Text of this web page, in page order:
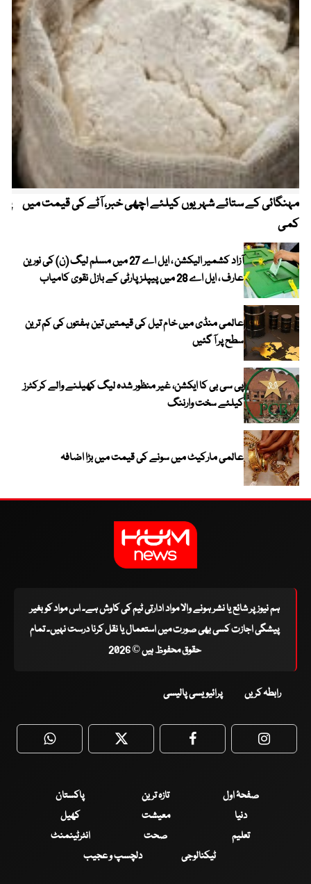
مہنگائی کے ستائے شہریوں کیلئے اچھی خبر، آٹے کی قیمت میں
کمی
آزاد کشمیر الیکشن ، ایل اے 27 میں مسلم لیگ (ن) کی نورین
عارف ، ایل اے 28 میں پیپلز پارٹی کے بازل نقوی کامیاب
عالمی منڈی میں خام تیل کی قیمتیں تین ہفتوں کی کم ترین
سطح پر آ گئیں
پی سی بی کا ایکشن، غیر منظور شدہ لیگ کھیلنے والے کرکٹرز
کیلئے سخت وارننگ
عالمی مارکیٹ میں سونے کی قیمت میں بڑا اضافہ
ہم نیوز پر شائع یا نشر ہونے والا مواد ادارتی ٹیم کی کاوش ہے۔ اس مواد کو بغیر
پیشگی اجازت کسی بھی صورت میں استعمال یا نقل کرنا درست نہیں۔ تمام
حقوق محفوظ ہیں © 2026
رابطہ کریں پرائیویسی پالیسی
WhatsApp Twitter Facebook
صفحۂ اول تازہ ترین
پاکستان
دنیا
معیشت
کھیل
تعلیم
صحت
انٹرٹینمنٹ
ٹیکنالوجی
دلچسپ و عجیب